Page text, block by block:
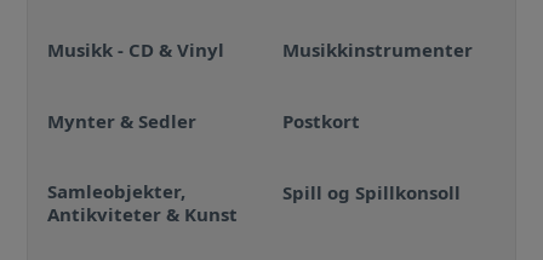
Musikk - CD & Vinyl Musikkinstrumenter
Mynter & Sedler Postkort
Samleobjekter,
Antikviteter & Kunst
Spill og Spillkonsoll